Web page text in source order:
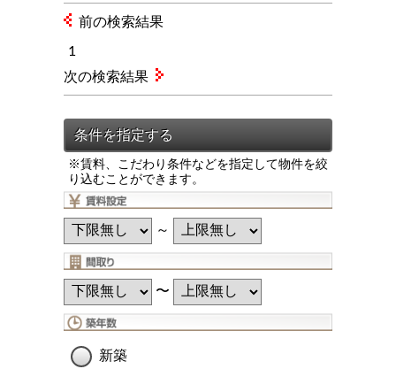
※賃料、こだわり条件などを指定して物件を絞
り込むことができます。
～
〜
新築
前の検索結果
1